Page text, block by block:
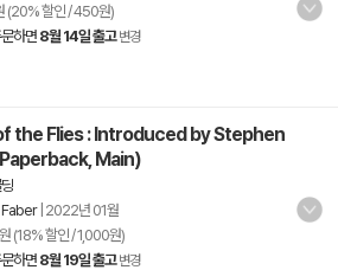
(20% 할인 / 450원)
하면8월 14일 출고 변경
the Flies : Introduced by Stephen
Main)
| 2022년 01월
원 (18% 할인 / 1,000원)
하면8월 19일 출고 변경